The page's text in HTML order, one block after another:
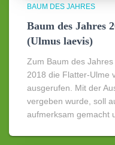
BAUM DES JAHRES
Baum des Jahres
(Ulmus laevis)
Zum Baum des
2018 die Flatter-Ulme
ausgerufen. Mit der
vergeben wurde, soll
aufmerksam gemacht